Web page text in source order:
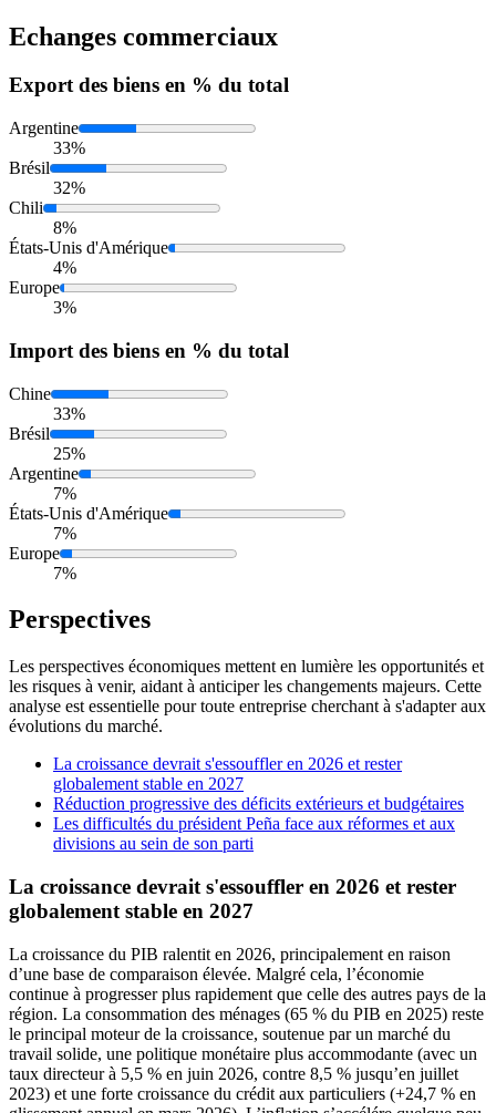
Echanges commerciaux
Exportdes biens en % du total
Argentine
33%
Brésil
32%
Chili
8%
États-Unis d'Amérique
4%
Europe
3%
Import des biens en % du total
Chine
33%
Brésil
25%
Argentine
7%
États-Unis d'Amérique
7%
Europe
7%
Perspectives
Les perspectives économiques mettent en lumière les opportunités et
les risques à venir, aidant à anticiper les changements majeurs. Cette
analyse est essentielle pour toute entreprise cherchant à s'adapter aux
évolutions du marché.
La croissance devrait s'essouffler en 2026 et rester
globalement stable en 2027
Réduction progressive des déficits extérieurs et budgétaires
Les difficultés du président Peña face aux réformes et aux
divisions au sein de son parti
La croissance devrait s'essouffler en 2026 et rester
globalement stable en 2027
La croissance du PIB ralentit en 2026, principalement en raison
d’une base de comparaison élevée. Malgré cela, l’économie
continue à progresser plus rapidement que celle des autres pays de la
région. La consommation des ménages (65 % du PIB en 2025) reste
le principal moteur de la croissance, soutenue par un marché du
travail solide, une politique monétaire plus accommodante (avec un
taux directeur à 5,5 % en juin 2026, contre 8,5 % jusqu’en juillet
2023) et une forte croissance du crédit aux particuliers (+24,7 % en